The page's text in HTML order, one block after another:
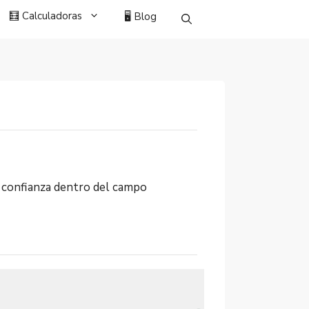
🧮 Calculadoras 🖥️ Blog
dentro del campo